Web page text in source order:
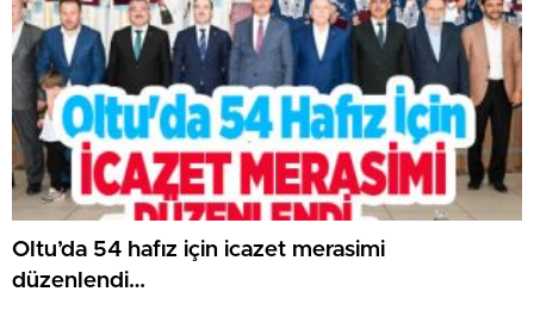
Oltu’da 54 hafız için icazet merasimi
düzenlendi…